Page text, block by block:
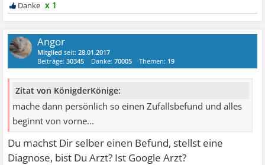
x 1
Angor
Mitglied seit:28.01.2017
Beiträge:30345 Danke:70005 Themen: 19
Zitat von KönigderKönige:
mache dann persönlich so einen Zufallsbefund und alles
beginnt von vorne...
Du machst Dir selber einen Befund, stellst eine
Diagnose, bist Du Arzt? Ist Google Arzt?